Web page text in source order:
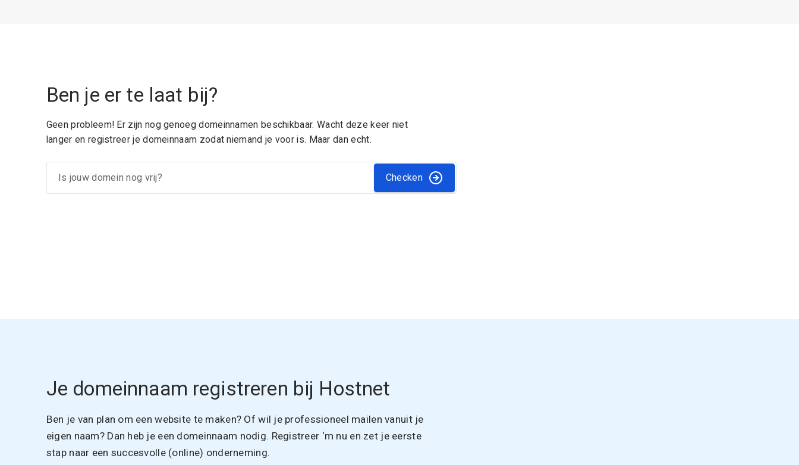
Ben je er te laat bij?
Geen probleem! Er zijn nog genoeg domeinnamen beschikbaar. Wacht deze keer niet
langer en registreer je domeinnaam zodat niemand je voor is. Maar dan echt.
Checken
Je domeinnaam registreren bij Hostnet
Ben je van plan om een website te maken? Of wil je professioneel mailen vanuit je
eigen naam? Dan heb je een domeinnaam nodig. Registreer ‘m nu en zet je eerste
stap naar een succesvolle (online) onderneming.